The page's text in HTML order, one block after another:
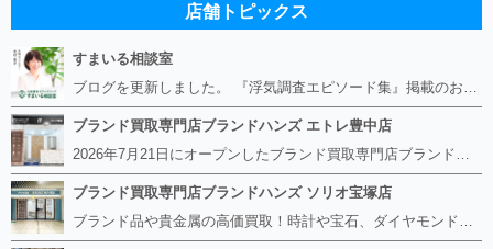
店舗トピックス
すまいる相談室
ブランド買取専門店ブランドハンズ エトレ豊中店
ブランド買取専門店ブランドハンズ ソリオ宝塚店